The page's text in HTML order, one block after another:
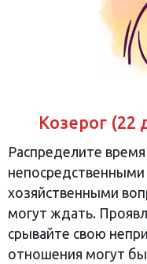
Козерог (22
Распределите
хозяйственными
могут ждать.
срывайте свою
отношения могут